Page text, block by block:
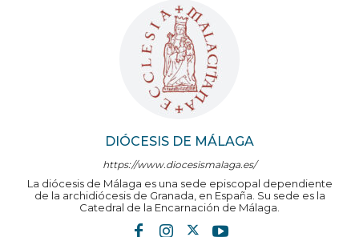
DIÓCESIS DE MÁLAGA
https://www.diocesismalaga.es/
La diócesis de Málaga es una sede episcopal dependiente
de la archidiócesis de Granada, en España. Su sede es la
Catedral de la Encarnación de Málaga.